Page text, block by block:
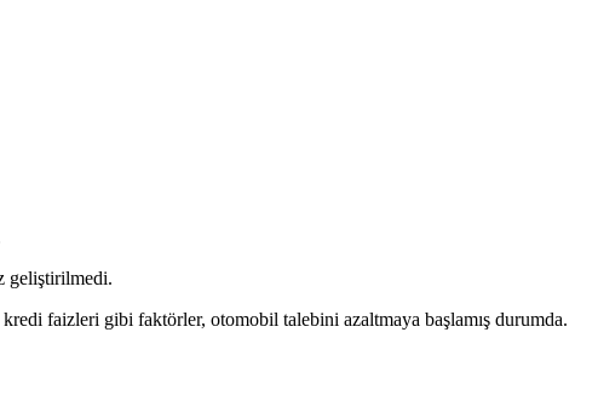
geliştirilmedi.
faizleri gibi faktörler, otomobil talebini azaltmaya başlamış durumda.